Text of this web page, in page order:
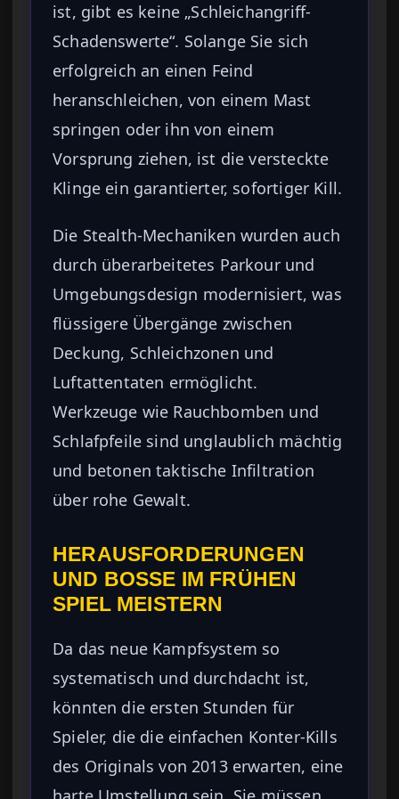
ist, gibt es keine „Schleichangriff-
Schadenswerte“. Solange Sie sich
erfolgreich an einen Feind
heranschleichen, von einem Mast
springen oder ihn von einem
Vorsprung ziehen, ist die versteckte
Klinge ein garantierter, sofortiger Kill.
Die Stealth-Mechaniken wurden auch
durch überarbeitetes Parkour und
Umgebungsdesign modernisiert, was
flüssigere Übergänge zwischen
Deckung, Schleichzonen und
Luftattentaten ermöglicht.
Werkzeuge wie Rauchbomben und
Schlafpfeile sind unglaublich mächtig
und betonen taktische Infiltration
über rohe Gewalt.
HERAUSFORDERUNGEN
UND BOSSE IM FRÜHEN
SPIEL MEISTERN
Da das neue Kampfsystem so
systematisch und durchdacht ist,
könnten die ersten Stunden für
Spieler, die die einfachen Konter-Kills
des Originals von 2013 erwarten, eine